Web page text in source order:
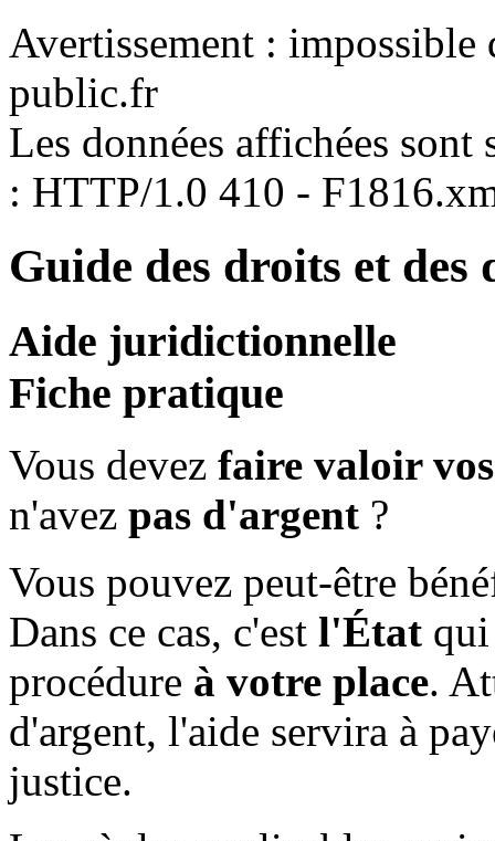
Avertissement : impossible
public.fr
Les données affichées sont
: HTTP/1.0 410 -
Guide des droits et
Aide juridictionnelle
Fiche pratique
Vous devez faire valoir
n'avez pas d'argent ?
Vous pouvez peut-être
Dans ce cas, c'est l'État
procédure à votre place.
d'argent, l'aide servira à
justice.